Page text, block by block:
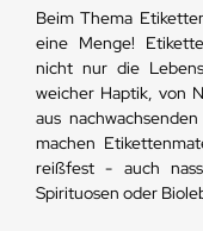
Beim Thema
eine Menge!
nicht nur die
weicher Haptik, von
aus
machen
reißfest - auch
Spirituosen oder